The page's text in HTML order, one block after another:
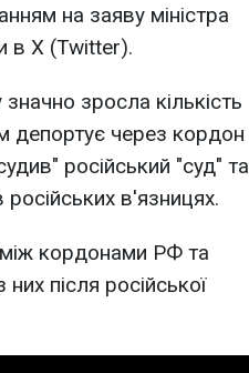
на заяву міністра
в X (Twitter).
зросла кількість
депортує через кордон
російський "суд" та
в'язницях.
між кордонами РФ та
після російської